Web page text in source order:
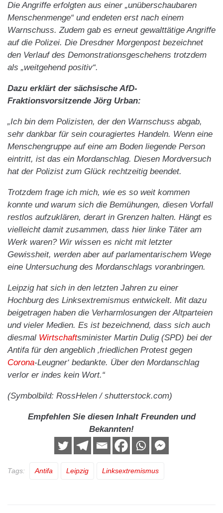
Die Angriffe erfolgten aus einer „unüberschaubaren
Menschenmenge“ und endeten erst nach einem
Warnschuss. Zudem gab es erneut gewalttätige Angriffe
auf die Polizei. Die Dresdner Morgenpost bezeichnet
den Verlauf des Demonstrationsgeschehens trotzdem
als „weitgehend positiv“.
Dazu erklärt der sächsische AfD-
Fraktionsvorsitzende Jörg Urban:
„Ich bin dem Polizisten, der den Warnschuss abgab,
sehr dankbar für sein couragiertes Handeln. Wenn eine
Menschengruppe auf eine am Boden liegende Person
eintritt, ist das ein Mordanschlag. Diesen Mordversuch
hat der Polizist zum Glück rechtzeitig beendet.
Trotzdem frage ich mich, wie es so weit kommen
konnte und warum sich die Bemühungen, diesen Vorfall
restlos aufzuklären, derart in Grenzen halten. Hängt es
vielleicht damit zusammen, dass hier linke Täter am
Werk waren? Wir wissen es nicht mit letzter
Gewissheit, werden aber auf parlamentarischem Wege
eine Untersuchung des Mordanschlags voranbringen.
Leipzig hat sich in den letzten Jahren zu einer
Hochburg des Linksextremismus entwickelt. Mit dazu
beigetragen haben die Verharmlosungen der Altparteien
und vieler Medien. Es ist bezeichnend, dass sich auch
diesmal Wirtschaftsminister Martin Dulig (SPD) bei der
Antifa für den angeblich ‚friedlichen Protest gegen
Corona-Leugner‘ bedankte. Über den Mordanschlag
verlor er indes kein Wort.“
(Symbolbild: RossHelen / shutterstock.com)
Empfehlen Sie diesen Inhalt Freunden und
Bekannten!
Tags: Antifa Leipzig Linksextremismus